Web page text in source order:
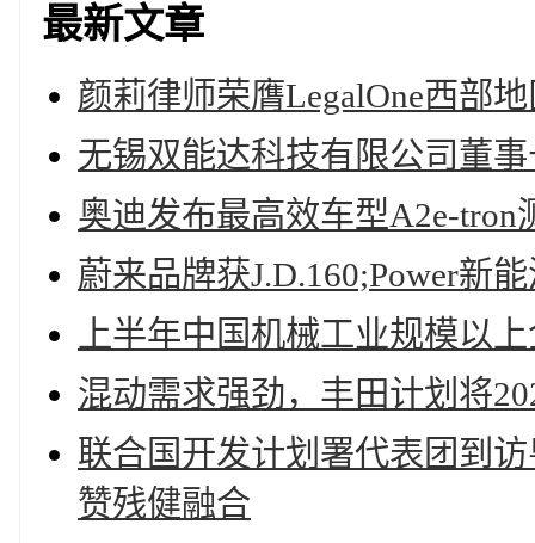
最新文章
颜莉律师荣膺LegalOne西部
无锡双能达科技有限公司董
奥迪发布最高效车型A2e-tron
蔚来品牌获J.D.160;Power新
上半年中国机械工业规模以
混动需求强劲，丰田计划将
联合国开发计划署代表团到
赞残健融合